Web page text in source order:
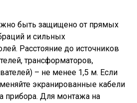
быть защищено от прямых
и сильных
Расстояние до источников
трансформаторов,
– не менее 1,5 м. Если
экранированные кабели
прибора. Для монтажа на